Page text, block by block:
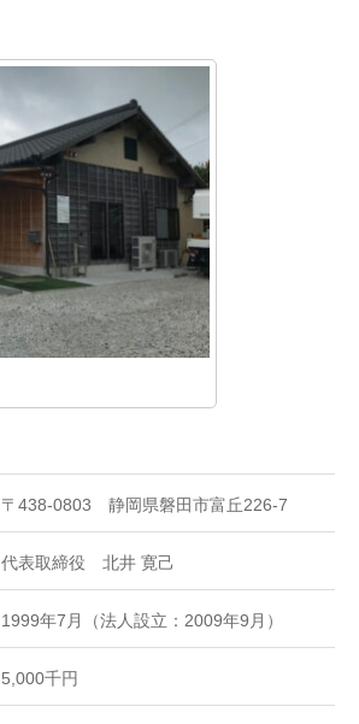
〒438-0803 静岡県磐田市富丘226-7
代表取締役 北井 寛己
1999年7月（法人設立：2009年9月）
5,000千円